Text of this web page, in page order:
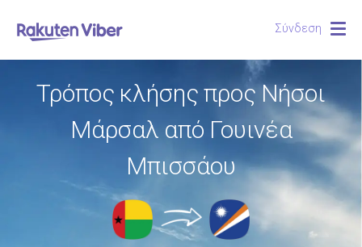
Σύνδεση
Τρόπος κλήσης προς Νήσοι
Μάρσαλ από Γουινέα
Μπισσάου